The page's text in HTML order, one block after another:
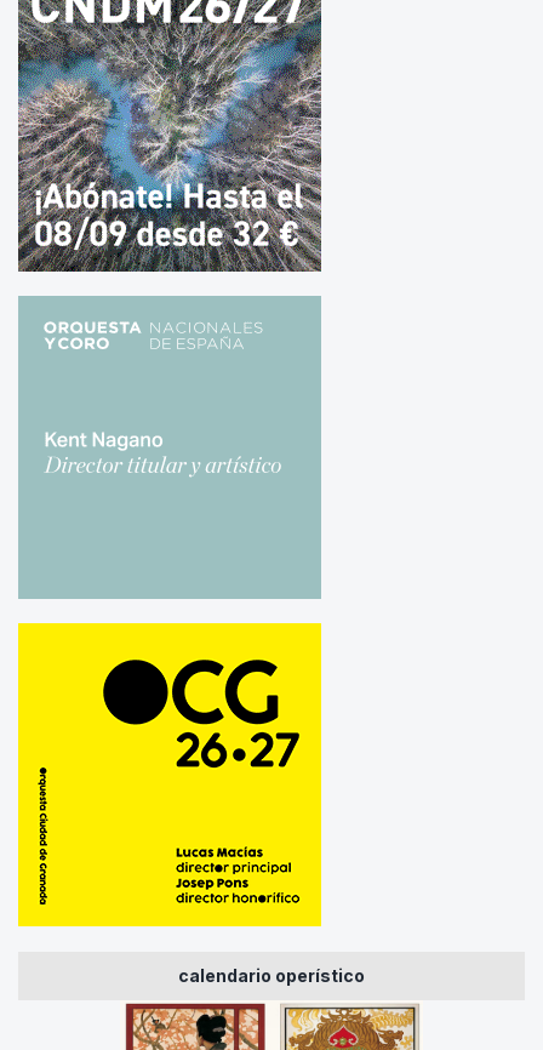
calendario operístico